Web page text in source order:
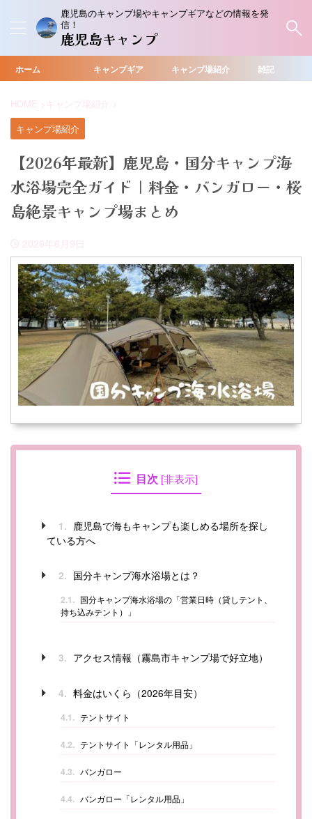
鹿児島のキャンプ場やキャンプギアなどの情報を発
信！
鹿児島キャンプ
ホーム キャンプギア キャンプ場紹介 雑記
HOME > キャンプ場紹介 >
キャンプ場紹介
【2026年最新】鹿児島・国分キャンプ海
水浴場完全ガイド｜料金・バンガロー・桜
島絶景キャンプ場まとめ
2026年6月9日
目次 [非表示]
1.
鹿児島で海もキャンプも楽しめる場所を探し
ている方へ
2. 国分キャンプ海水浴場とは？
2.1. 国分キャンプ海水浴場の「営業日時（貸しテント、
持ち込みテント）」
3. アクセス情報（霧島市キャンプ場で好立地）
4. 料金はいくら（2026年目安）
4.1. テントサイト
4.2. テントサイト「レンタル用品」
4.3. バンガロー
4.4. バンガロー「レンタル用品」